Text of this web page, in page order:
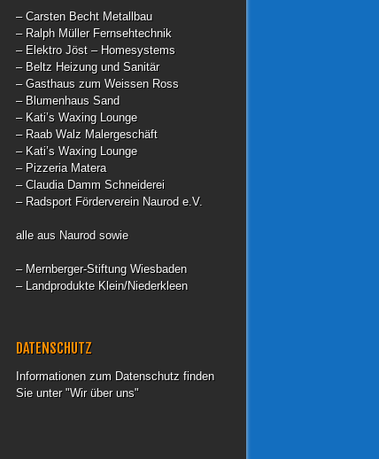
– Carsten Becht Metallbau
– Ralph Müller Fernsehtechnik
– Elektro Jöst – Homesystems
– Beltz Heizung und Sanitär
– Gasthaus zum Weissen Ross
– Blumenhaus Sand
– Kati’s Waxing Lounge
– Raab Walz Malergeschäft
– Kati’s Waxing Lounge
– Pizzeria Matera
– Claudia Damm Schneiderei
– Radsport Förderverein Naurod e.V.
alle aus Naurod sowie
– Mernberger-Stiftung Wiesbaden
– Landprodukte Klein/Niederkleen
DATENSCHUTZ
Informationen zum Datenschutz finden
Sie unter "Wir über uns"